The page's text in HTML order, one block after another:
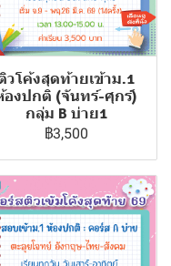
วโค้งสุดท้ายเข้าม.1
องปกติ (จันทร์-ศุกร์)
กลุ่ม B บ่าย1
฿3,500